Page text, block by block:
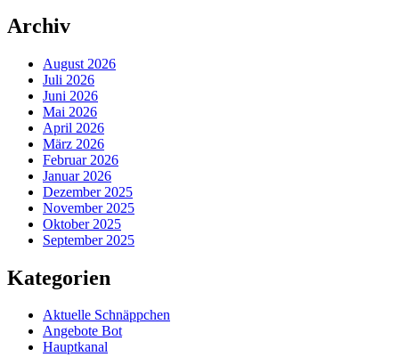
Archiv
August 2026
Juli 2026
Juni 2026
Mai 2026
April 2026
März 2026
Februar 2026
Januar 2026
Dezember 2025
November 2025
Oktober 2025
September 2025
Kategorien
Aktuelle Schnäppchen
Angebote Bot
Hauptkanal